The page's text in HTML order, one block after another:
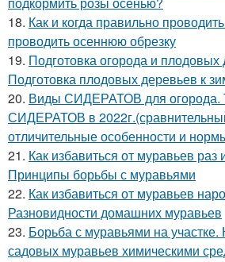
18. Как и когда правильно
проводить осеннюю обрезку
19. Подготовка огорода и плодовых
Подготовка плодовых деревьев к
20. Виды СИДЕРАТОВ для огорода.
СИДЕРАТОВ в
отличительные особенности и
21. Как избавиться от муравьев раз
Принципы борьбы с муравьями
22. Как избавиться от муравьев
Разновидности домашних муравьев
23. Борьба с муравьями на участке.
садовых муравьев химическими